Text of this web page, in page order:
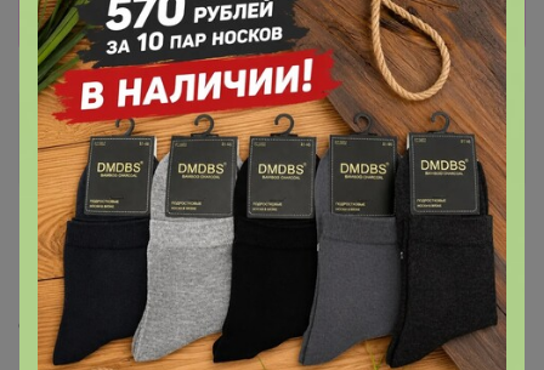
Показать
Лена-Елена
Великий магистр
17 февраля, 2025 23:36
Бонифаций
, здравствуйте. Зайдите в личные
сообщения, пожалуйста.